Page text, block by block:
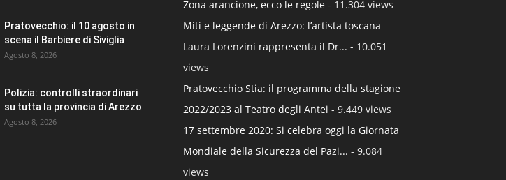
Pratovecchio: il 10 agosto in
scena il Barbiere di Siviglia
Agosto 8, 2026
Polizia: controlli straordinari
su tutta la provincia di Arezzo
Agosto 8, 2026
Zona arancione, ecco le regole - 11.304 views
Miti e leggende di Arezzo: l’artista toscana
Laura Lorenzini rappresenta il Dr... - 10.051
views
Pratovecchio Stia: il programma della stagione
2022/2023 al Teatro degli Antei - 9.449 views
17 settembre 2020: Si celebra oggi la Giornata
Mondiale della Sicurezza del Pazi... - 9.084
views